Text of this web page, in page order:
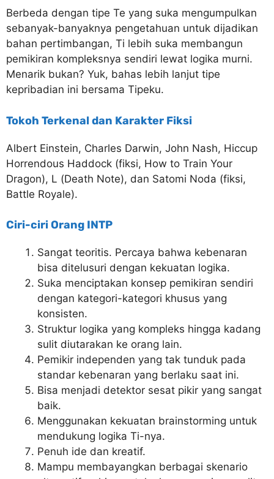
Berbeda dengan tipe Te yang suka mengumpulkan
sebanyak-banyaknya pengetahuan untuk dijadikan
bahan pertimbangan, Ti lebih suka membangun
pemikiran kompleksnya sendiri lewat logika murni.
Menarik bukan? Yuk, bahas lebih lanjut tipe
kepribadian ini bersama Tipeku.
Tokoh Terkenal dan Karakter Fiksi
Albert Einstein, Charles Darwin, John Nash, Hiccup
Horrendous Haddock (fiksi, How to Train Your
Dragon), L (Death Note), dan Satomi Noda (fiksi,
Battle Royale).
Ciri-ciri Orang INTP
Sangat teoritis. Percaya bahwa kebenaran
bisa ditelusuri dengan kekuatan logika.
Suka menciptakan konsep pemikiran sendiri
dengan kategori-kategori khusus yang
konsisten.
Struktur logika yang kompleks hingga kadang
sulit diutarakan ke orang lain.
Pemikir independen yang tak tunduk pada
standar kebenaran yang berlaku saat ini.
Bisa menjadi detektor sesat pikir yang sangat
baik.
Menggunakan kekuatan brainstorming untuk
mendukung logika Ti-nya.
Penuh ide dan kreatif.
Mampu membayangkan berbagai skenario